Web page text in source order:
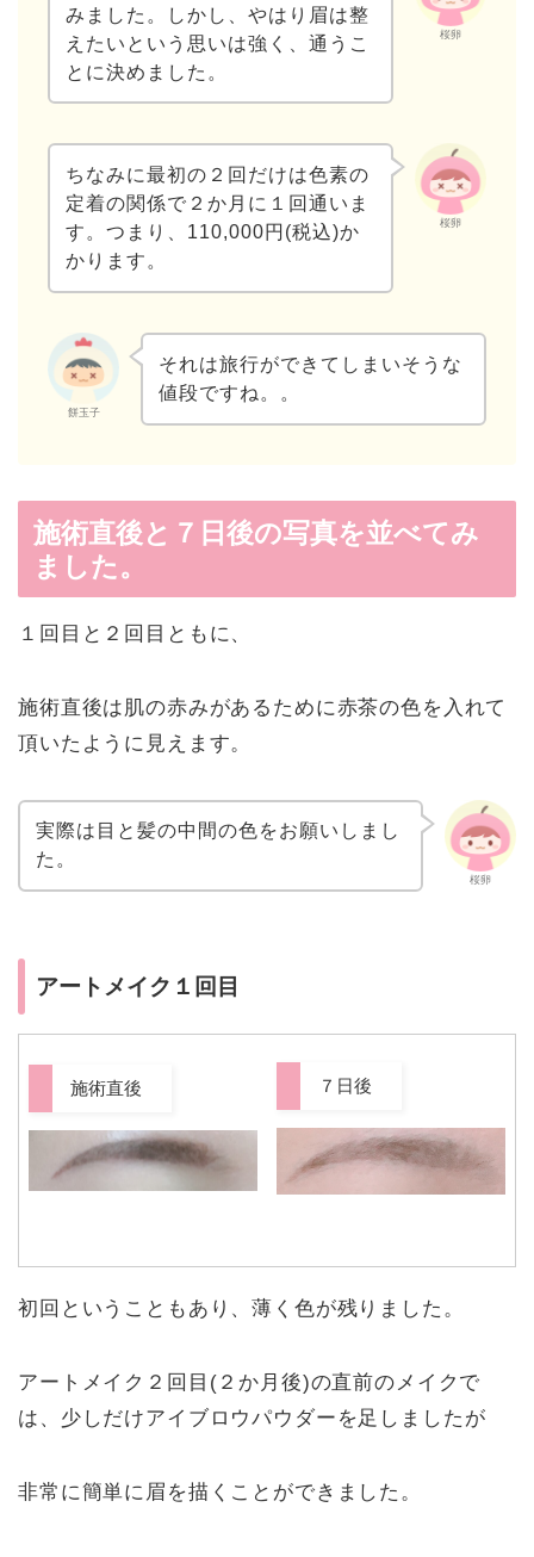
桜卵
みました。しかし、やはり眉は整
えたいという思いは強く、通うこ
とに決めました。
桜卵
ちなみに最初の２回だけは色素の
定着の関係で２か月に１回通いま
す。つまり、110,000円(税込)か
かります。
餅玉子
それは旅行ができてしまいそうな
値段ですね。。
施術直後と７日後の写真を並べてみ
ました。
１回目と２回目ともに、
施術直後は肌の赤みがあるために赤茶の色を入れて
頂いたように見えます。
桜卵
実際は目と髪の中間の色をお願いしまし
た。
アートメイク１回目
施術直後 ７日後
初回ということもあり、薄く色が残りました。
アートメイク２回目(２か月後)の直前のメイクで
は、少しだけアイブロウパウダーを足しましたが
非常に簡単に眉を描くことができました。